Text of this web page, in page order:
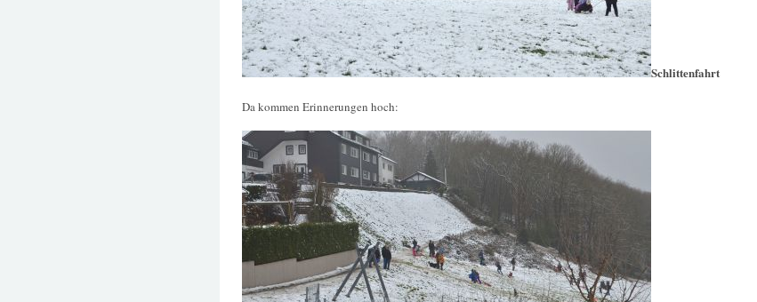
Schlittenfahrt
Da kommen Erinnerungen hoch: